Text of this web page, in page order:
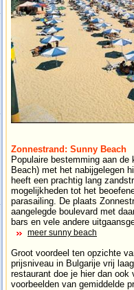
Zonnestrand: Sunny Beach
Populaire bestemming aan
Beach) met het nabijgelegen
heeft een prachtig lang
mogelijkheden tot het
parasailing. De plaats
aangelegde boulevard met
bars en vele andere
meer sunny beach
Groot voordeel ten opzichte
prijsniveau in Bulgarije vrij
restaurant doe je hier dan
voorbeelden van gemiddelde